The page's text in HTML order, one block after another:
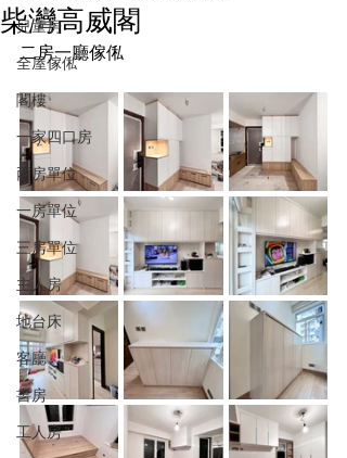
兒童房
全屋傢俬
閣樓
一家四口房
兩房單位
一房單位
三房單位
主人房
地台床
客廳
書房
工人房
柴灣高威閣
二房一廳傢俬